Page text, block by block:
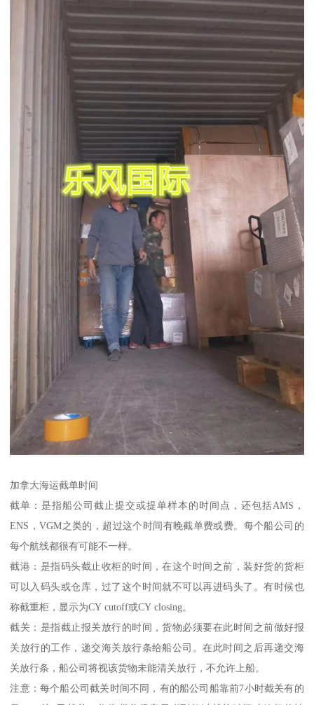
加拿大海运截单时间
截单：是指船公司截止提交或提单样本的时间点，还包括AMS，
ENS，VGM之类的，超过这个时间有晚截单费或费。每个船公司的
每个航线都很有可能不一样。
截港：是指码头截止收柜的时间，在这个时间之前，装好货的货柜
可以入码头或仓库，过了这个时间就不可以再进码头了。有时候也
称截重柜，显示为CY cutoff或CY closing。
截关：是指截止报关放行的时间，货物必须要在此时间之前做好报
关放行的工作，递交海关放行条给船公司。在此时间之后再递交海
关放行条，船公司将视该货物未能清关放行，不允许上船。
注意：每个船公司截关时间不同，有的船公司船靠前7小时截关有的